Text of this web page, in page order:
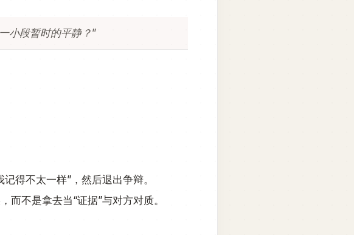
小段暂时的平静？”
得不太一样”，然后退出争辩。
不是拿去当“证据”与对方对质。